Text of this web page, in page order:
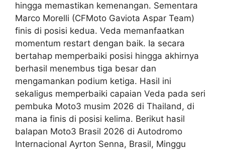
hingga memastikan kemenangan. Sementara
Marco Morelli (CFMoto Gaviota Aspar Team)
finis di posisi kedua. Veda memanfaatkan
momentum restart dengan baik. Ia secara
bertahap memperbaiki posisi hingga akhirnya
berhasil menembus tiga besar dan
mengamankan podium ketiga. Hasil ini
sekaligus memperbaiki capaian Veda pada seri
pembuka Moto3 musim 2026 di Thailand, di
mana ia finis di posisi kelima. Berikut hasil
balapan Moto3 Brasil 2026 di Autodromo
Internacional Ayrton Senna, Brasil, Minggu